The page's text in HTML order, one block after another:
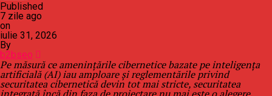
Published
7 zile ago
on
iulie 31, 2026
By
b2bseo
Pe măsură ce amenințările cibernetice bazate pe inteligența
artificială (AI) iau amploare și reglementările privind
securitatea cibernetică devin tot mai stricte, securitatea